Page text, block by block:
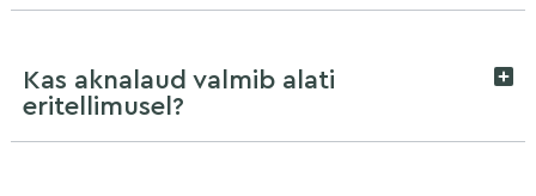
Kas aknalaud valmib alati
eritellimusel?